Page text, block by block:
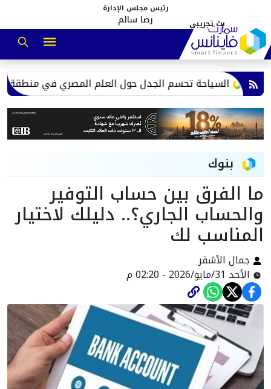
رئيس مجلس الإدارة
رضا سالم
السياحة تحسم الجدل حول العلم المصري في منطقة
بنوك
ما الفرق بين حساب التوفير
والحساب الجاري؟.. دليلك لاختيار
المناسب لك
جمال الأشقر
الأحد 31/مايو/2026 - 02:20 م